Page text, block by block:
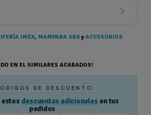
IMEX, MAMPARA SBX y ACCESORIOS
EN EL SIMILARES ACABADOS!
DE DESCUENTO
estos descuentos adicionales en tus
pedidos